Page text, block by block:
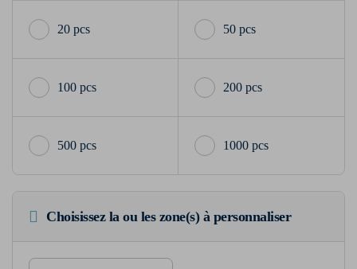
20 pcs 50 pcs
100 pcs 200 pcs
500 pcs 1000 pcs
Choisissez la ou les zone(s) à personnaliser